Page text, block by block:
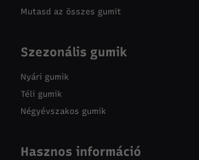
Mutasd az összes gumit
Szezonális gumik
Nyári gumik
Téli gumik
Négyévszakos gumik
Hasznos információ